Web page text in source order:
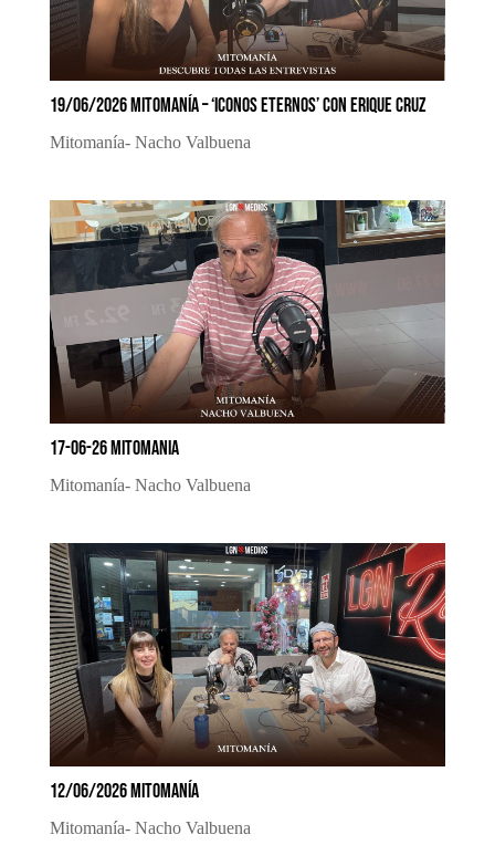
19/06/2026 MITOMANÍA – ‘ICONOS ETERNOS’ CON ERIQUE CRUZ
Mitomanía- Nacho Valbuena
17-06-26 MITOMANIA
Mitomanía- Nacho Valbuena
12/06/2026 MITOMANÍA
Mitomanía- Nacho Valbuena